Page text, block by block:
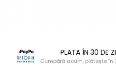
PLATA ÎN 30 DE
Cumpără acum, plătește în